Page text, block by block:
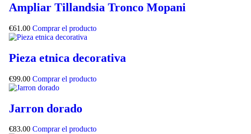
Ampliar Tillandsia Tronco Mopani
€61.00 Comprar el producto
Pieza etnica decorativa
€99.00 Comprar el producto
Jarron dorado
€83.00 Comprar el producto